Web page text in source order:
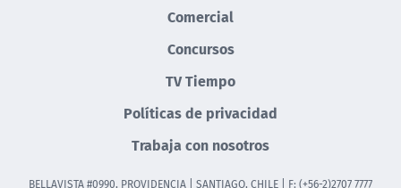
Comercial
Concursos
TV Tiempo
Políticas de privacidad
Trabaja con nosotros
BELLAVISTA #0990, PROVIDENCIA | SANTIAGO, CHILE | F: (+56-2)2707 7777